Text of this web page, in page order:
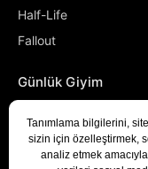
Half-Life
Fallout
Günlük Giyim
Denizci
Developer